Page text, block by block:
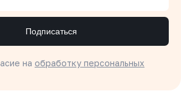
Подписаться
на обработку персональных